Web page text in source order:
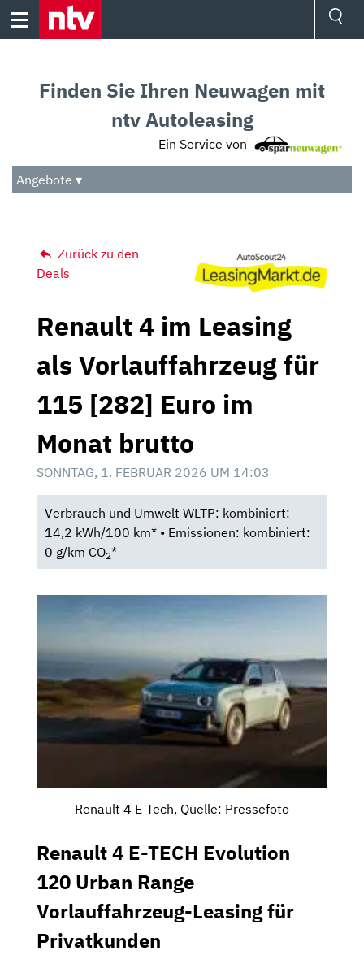
Skip
Audio
Das Beste
Finden Sie Ihren Neuwagen mit
ntv Autoleasing
Ein Service von
Angebote ▾
Zurück zu den
Deals
Renault 4 im Leasing
als Vorlauffahrzeug für
115 [282] Euro im
Monat brutto
SONNTAG, 1. FEBRUAR 2026 UM 14:03
Verbrauch und Umwelt WLTP: kombiniert:
14,2 kWh/100 km* • Emissionen: kombiniert:
0 g/km CO2*
Renault 4 E-Tech, Quelle: Pressefoto
Renault 4 E-TECH Evolution
120 Urban Range
Vorlauffahrzeug-Leasing für
Privatkunden